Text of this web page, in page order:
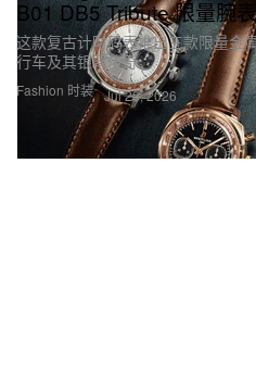
Fashion 时装
B01 DB5 Tribute 限量腕表
这款复古计时码表推出三款限量金
行车及其银幕传奇。
Jul 20, 2026